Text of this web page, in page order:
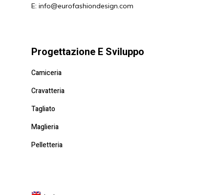
E: info@eurofashiondesign.com
Progettazione E Sviluppo
Camiceria
Cravatteria
Tagliato
Maglieria
Pelletteria